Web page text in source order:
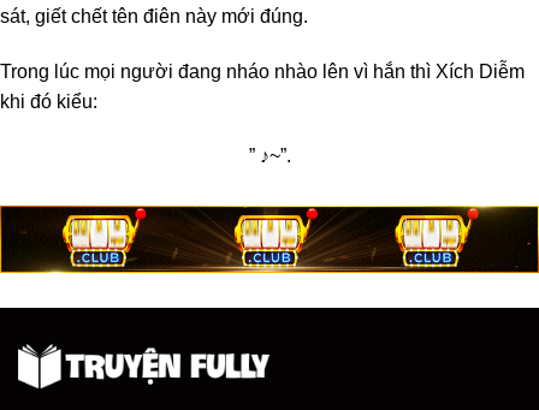
sát, giết chết tên điên này mới đúng.
Trong lúc mọi người đang nháo nhào lên vì hắn thì Xích Diễm
khi đó kiểu:
” ♪~”.